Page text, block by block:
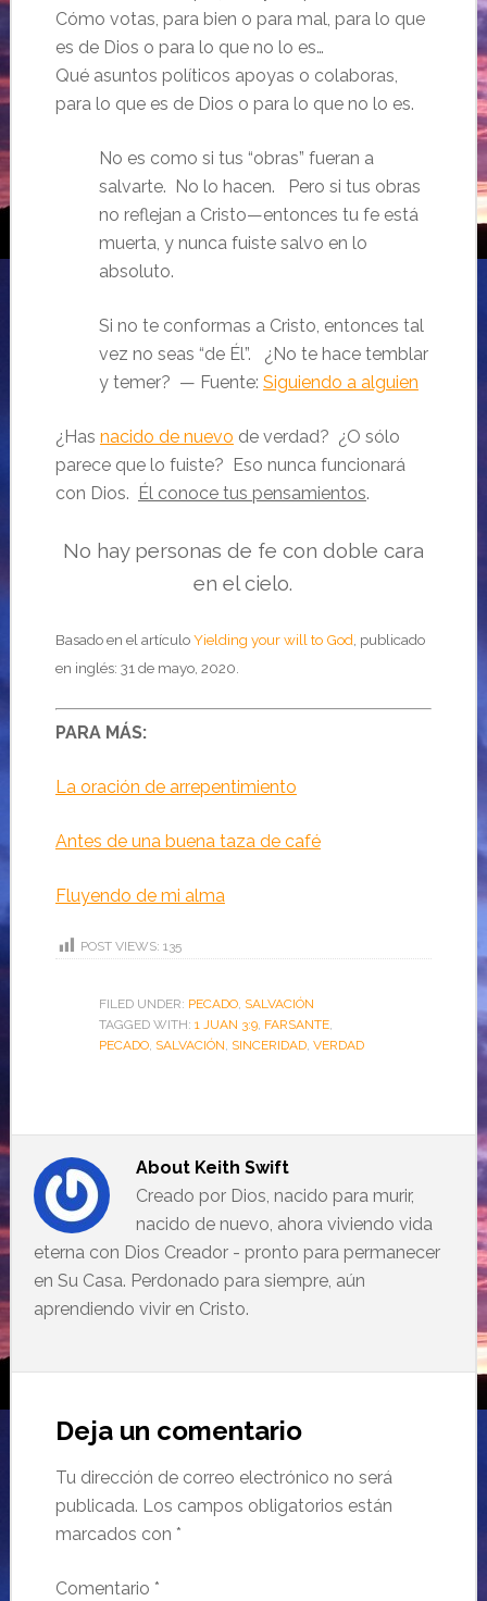
Cómo votas, para bien o para mal, para lo que
es de Dios o para lo que no lo es…
Qué asuntos políticos apoyas o colaboras,
para lo que es de Dios o para lo que no lo es.
No es como si tus “obras” fueran a
salvarte. No lo hacen. Pero si tus obras
no reflejan a Cristo—entonces tu fe está
muerta, y nunca fuiste salvo en lo
absoluto.
Si no te conformas a Cristo, entonces tal
vez no seas “de Él”. ¿No te hace temblar
y temer? — Fuente: Siguiendo a alguien
¿Has nacido de nuevo de verdad? ¿O sólo
parece que lo fuiste? Eso nunca funcionará
con Dios.
Él conoce tus pensamientos.
No hay personas de fe con doble cara
en el cielo.
Basado en el artículoYielding your will to God, publicado
en inglés: 31 de mayo, 2020.
PARA MÁS:
La oración de arrepentimiento
Antes de una buena taza de café
Fluyendo de mi alma
POST VIEWS: 135
FILED UNDER: PECADO, SALVACIÓN
TAGGED WITH: 1 JUAN 3:9, FARSANTE,
PECADO, SALVACIÓN, SINCERIDAD, VERDAD
About Keith Swift
Creado por Dios, nacido para murir,
nacido de nuevo, ahora viviendo vida
eterna con Dios Creador - pronto para permanecer
en Su Casa. Perdonado para siempre, aún
aprendiendo vivir en Cristo.
Deja un comentario
Tu dirección de correo electrónico no será
publicada. Los campos obligatorios están
marcados con *
Comentario *